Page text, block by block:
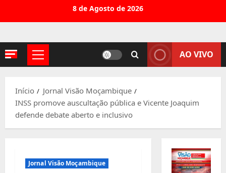
conteúdo
8 de Agosto de 2026
Menu
AO VIVO
Início
Jornal Visão Moçambique
INSS promove auscultação pública e Vicente Joaquim
defende debate aberto e inclusivo
Jornal Visão Moçambique